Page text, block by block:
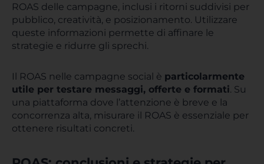
ROAS delle campagne, inclusi i ritorni suddivisi per
pubblico, creatività, e posizionamento. Utilizzare
queste informazioni permette di affinare le
strategie e ridurre gli sprechi.
Il ROAS nelle campagne social è particolarmente
utile per testare messaggi, offerte e formati. Su
una piattaforma dove l’attenzione è breve e la
concorrenza alta, misurare il ROAS è essenziale per
ottenere risultati concreti.